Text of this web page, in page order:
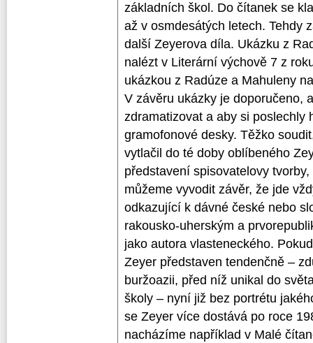
základních škol. Do čítanek se
až v osmdesátých letech. Tehdy
další Zeyerova díla. Ukázku z
nalézt v Literární výchově 7 z
ukázkou z Radúze a Mahuleny
V závěru ukázky je doporučeno,
zdramatizovat a aby si poslechly
gramofonové desky. Těžko
vytlačil do té doby oblíbeného
představení spisovatelovy
můžeme vyvodit závěr, že jde
odkazující k dávné české nebo
rakousko-uherským a
jako autora vlasteneckého.
Zeyer představen tendenčně –
buržoazii, před níž unikal do
školy – nyní již bez portrétu
se Zeyer více dostává po roce
nacházíme například v Malé